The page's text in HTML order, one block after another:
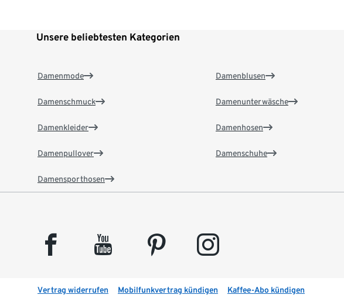
Unsere beliebtesten Kategorien
Damenmode
Damenschmuck
Damenkleider
Damenpullover
Damensporthosen
Damenblusen
Damenunterwäsche
Damenhosen
Damenschuhe
facebook youtube pinterest instagram
Vertrag widerrufen Mobilfunkvertrag kündigen Kaffee-Abo kündigen